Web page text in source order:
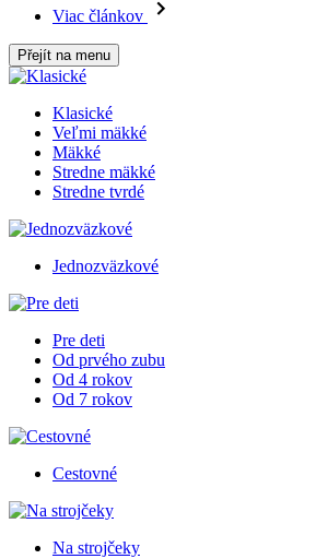
Viac článkov
Přejít na menu
Klasické
Veľmi mäkké
Mäkké
Stredne mäkké
Stredne tvrdé
Jednozväzkové
Pre deti
Od prvého zubu
Od 4 rokov
Od 7 rokov
Cestovné
Na strojčeky